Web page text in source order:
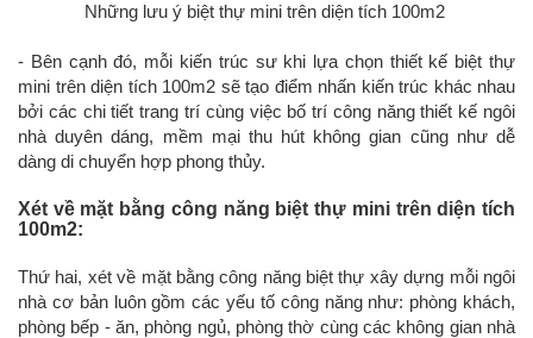
Những lưu ý biệt thự mini trên diện tích 100m2
- Bên cạnh đó, mỗi kiến trúc sư khi lựa chọn thiết kế biệt thự
mini trên diện tích 100m2 sẽ tạo điểm nhấn kiến trúc khác nhau
bởi các chi tiết trang trí cùng việc bố trí công năng thiết kế ngôi
nhà duyên dáng, mềm mại thu hút không gian cũng như dễ
dàng di chuyển hợp phong thủy.
Xét về mặt bằng công năng biệt thự mini trên diện tích
100m2:
Thứ hai, xét về mặt bằng công năng biệt thự xây dựng mỗi ngôi
nhà cơ bản luôn gồm các yếu tố công năng như: phòng khách,
phòng bếp - ăn, phòng ngủ, phòng thờ cùng các không gian nhà